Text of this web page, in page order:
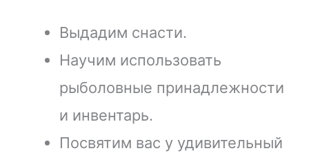
Выдадим снасти.
Научим использовать
рыболовные принадлежности
и инвентарь.
Посвятим вас у удивительный